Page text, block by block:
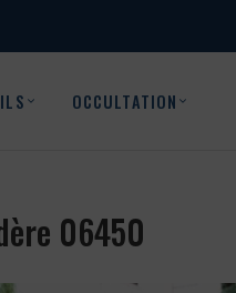
OCCULTATION
06450